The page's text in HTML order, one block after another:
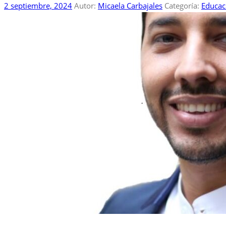
2 septiembre, 2024 Autor: Micaela Carbajales Categoría: